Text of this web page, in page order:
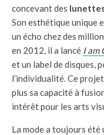
concevant des
Son esthétique unique
un écho chez des
en 2012, il a lancé I am
et un label de disques,
l’individualité. Ce
plus sa capacité à
intérêt pour les arts
La mode a toujours été